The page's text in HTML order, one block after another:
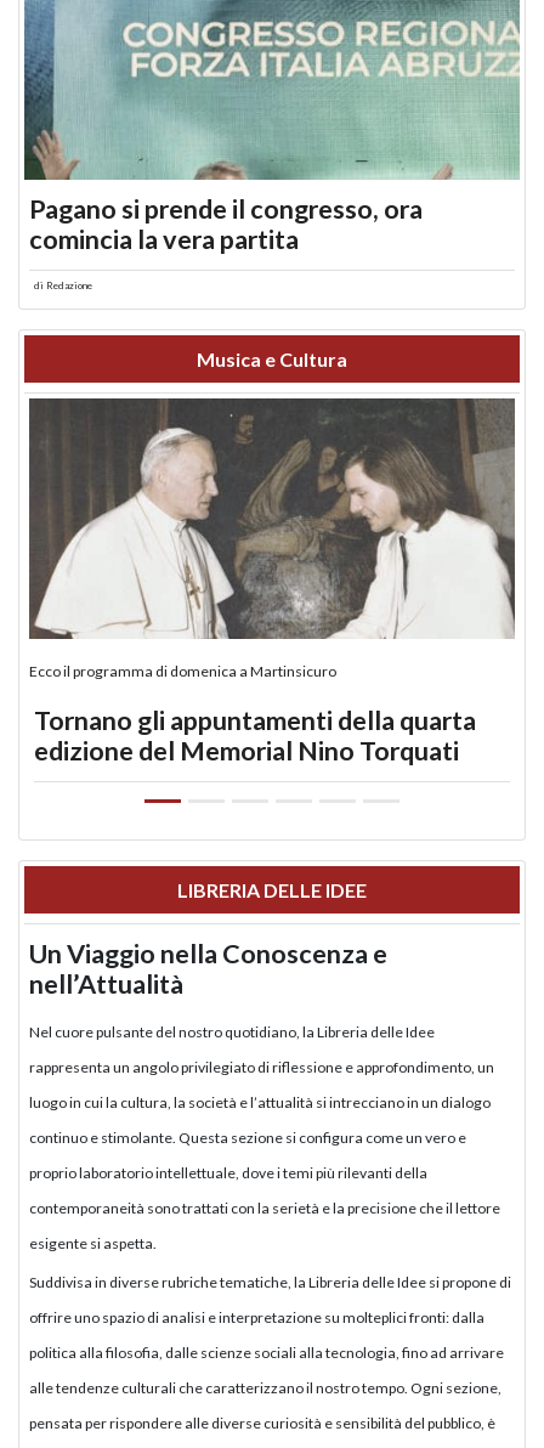
Pagano si prende il congresso, ora
comincia la vera partita
di Redazione
Musica e Cultura
Ecco il programma di domenica a Martinsicuro
Tornano gli appuntamenti della quarta
edizione del Memorial Nino Torquati
LIBRERIA DELLE IDEE
Un Viaggio nella Conoscenza e
nell’Attualità
Nel cuore pulsante del nostro quotidiano, la Libreria delle Idee
rappresenta un angolo privilegiato di riflessione e approfondimento, un
luogo in cui la cultura, la società e l’attualità si intrecciano in un dialogo
continuo e stimolante. Questa sezione si configura come un vero e
proprio laboratorio intellettuale, dove i temi più rilevanti della
contemporaneità sono trattati con la serietà e la precisione che il lettore
esigente si aspetta.
Suddivisa in diverse rubriche tematiche, la Libreria delle Idee si propone di
offrire uno spazio di analisi e interpretazione su molteplici fronti: dalla
politica alla filosofia, dalle scienze sociali alla tecnologia, fino ad arrivare
alle tendenze culturali che caratterizzano il nostro tempo. Ogni sezione,
pensata per rispondere alle diverse curiosità e sensibilità del pubblico, è